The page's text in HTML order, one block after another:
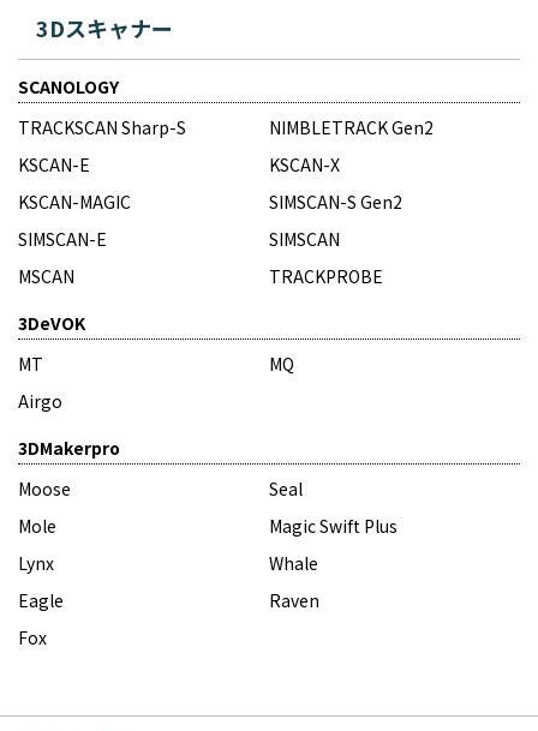
3Dスキャナー
SCANOLOGY
TRACKSCAN Sharp-S
NIMBLETRACK Gen2
KSCAN-E
KSCAN-X
KSCAN-MAGIC
SIMSCAN-S Gen2
SIMSCAN-E
SIMSCAN
MSCAN
TRACKPROBE
3DeVOK
MT
MQ
Airgo
3DMakerpro
Moose
Seal
Mole
Magic Swift Plus
Lynx
Whale
Eagle
Raven
Fox